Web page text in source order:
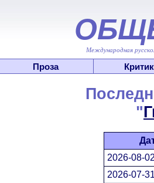
Международная
Проза
"
2026-08-
2026-07-